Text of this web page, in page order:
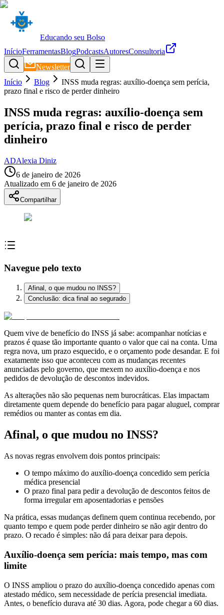
Educando seu Bolso
InícioFerramentasBlogPodcastsAutoresConsultoria
Newsletter
Início
Blog
INSS muda regras: auxílio-doença sem perícia,
prazo final e risco de perder dinheiro
INSS muda regras: auxílio-doença sem
perícia, prazo final e risco de perder
dinheiro
ADAlexia Diniz
6 de janeiro de 2026
Atualizado em 6 de janeiro de 2026
Compartilhar
Navegue pelo texto
Afinal, o que mudou no INSS?
Conclusão: dica final ao segurado
Quem vive de benefício do INSS já sabe: acompanhar notícias e
prazos é quase tão importante quanto o valor que cai na conta. Uma
regra nova, um prazo esquecido, e o orçamento pode desandar. E foi
exatamente isso que aconteceu com as mudanças recentes
anunciadas pelo governo, que mexem no auxílio-doença e nos
pedidos de devolução de descontos indevidos.
As alterações não são pequenas nem burocráticas. Elas impactam
diretamente quem depende do benefício para pagar aluguel, comprar
remédios ou manter as contas em dia.
Afinal, o que mudou no INSS?
As novas regras envolvem dois pontos principais:
O tempo máximo do auxílio-doença concedido sem perícia
médica presencial
O prazo final para pedir a devolução de descontos feitos de
forma irregular em aposentadorias e pensões
Na prática, essas mudanças definem quem continua recebendo, por
quanto tempo e quem pode perder dinheiro se não agir dentro do
prazo. O recado é simples: não dá para deixar para depois.
Auxílio-doença sem perícia: mais tempo, mas com
limite
O INSS ampliou o prazo do auxílio-doença concedido apenas com
atestado médico, sem necessidade de perícia presencial imediata.
Antes, o benefício durava até 30 dias. Agora, pode chegar a 60 dias.